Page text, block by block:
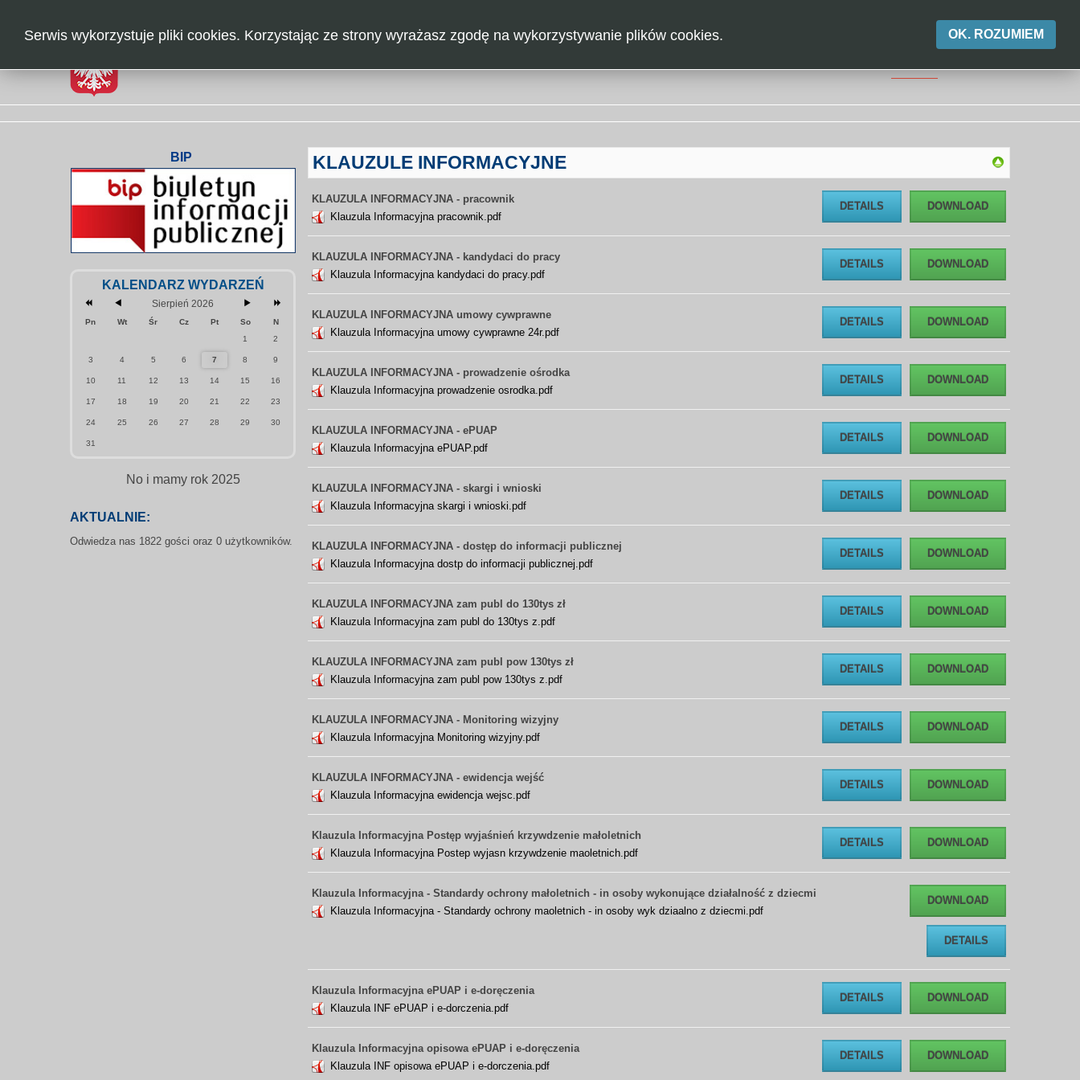
W
SKĘPEM
KLAUZULE INFORMACYJNE
KLAUZULA INFORMACYJNA - pracownik
Klauzula Informacyjna pracownik.pdf
DOWNLOAD
DETAILS
KLAUZULA INFORMACYJNA - kandydaci do pracy
Klauzula Informacyjna kandydaci do pracy.pdf
DOWNLOAD
DETAILS
KLAUZULA INFORMACYJNA umowy cywprawne
Klauzula Informacyjna umowy cywprawne 24r.pdf
DOWNLOAD
DETAILS
KLAUZULA INFORMACYJNA - prowadzenie ośrodka
Klauzula Informacyjna prowadzenie osrodka.pdf
DOWNLOAD
DETAILS
KLAUZULA INFORMACYJNA - ePUAP
Klauzula Informacyjna ePUAP.pdf
DOWNLOAD
DETAILS
KLAUZULA INFORMACYJNA - skargi i wnioski
Klauzula Informacyjna skargi i wnioski.pdf
DOWNLOAD
DETAILS
KLAUZULA INFORMACYJNA - dostęp do informacji publicznej
Klauzula Informacyjna dostp do informacji publicznej.pdf
DOWNLOAD
DETAILS
KLAUZULA INFORMACYJNA zam publ do 130tys zł
Klauzula Informacyjna zam publ do 130tys z.pdf
DOWNLOAD
DETAILS
KLAUZULA INFORMACYJNA zam publ pow 130tys zł
Klauzula Informacyjna zam publ pow 130tys z.pdf
DOWNLOAD
DETAILS
KLAUZULA INFORMACYJNA - Monitoring wizyjny
Klauzula Informacyjna Monitoring wizyjny.pdf
DOWNLOAD
DETAILS
KLAUZULA INFORMACYJNA - ewidencja wejść
Klauzula Informacyjna ewidencja wejsc.pdf
DOWNLOAD
DETAILS
Klauzula Informacyjna Postęp wyjaśnień krzywdzenie małoletnich
Klauzula Informacyjna Postep wyjasn krzywdzenie maoletnich.pdf
DOWNLOAD
DETAILS
Klauzula Informacyjna - Standardy ochrony małoletnich - in osoby wykonujące działalność z dziecmi
Klauzula Informacyjna - Standardy ochrony maoletnich - in osoby wyk dziaalno z dziecmi.pdf
DOWNLOAD
DETAILS
Klauzula Informacyjna ePUAP i e-doręczenia
Klauzula INF ePUAP i e-dorczenia.pdf
DOWNLOAD
DETAILS
Klauzula Informacyjna opisowa ePUAP i e-doręczenia
Klauzula INF opisowa ePUAP i e-dorczenia.pdf
DOWNLOAD
DETAILS
BIP
KALENDARZ WYDARZEŃ
Sierpień 2026
Pn Wt Śr Cz Pt So
N
1
2
3 4 5 6 7 8 9
10 11 12 13 14 15 16
17 18 19 20 21 22 23
24 25 26 27 28 29 30
31
No i mamy rok 2025
AKTUALNIE:
Odwiedza nas 1822 gości oraz 0 użytkowników.
Serwis wykorzystuje pliki cookies. Korzystając ze strony wyrażasz zgodę na wykorzystywanie plików cookies. OK. ROZUMIEM